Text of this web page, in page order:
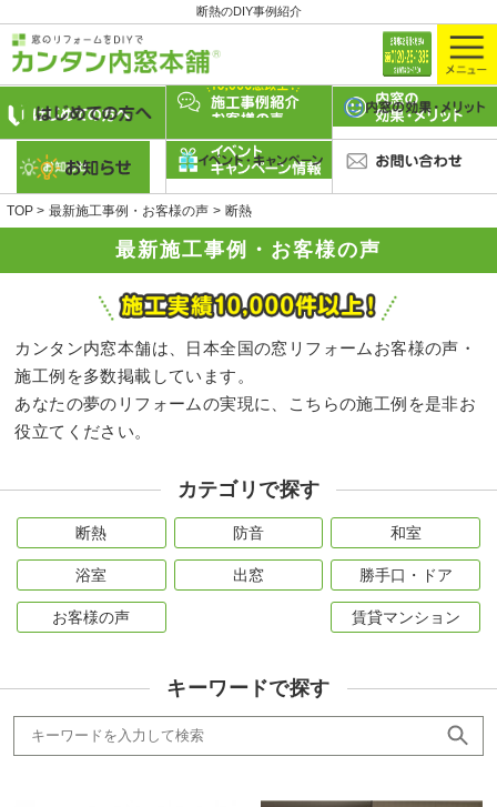
断熱のDIY事例紹介
最新施工事例・お客様の声
TOP 最新施工事例・お客様の声 断熱
カンタン内窓本舗は、日本全国の窓リフォームお客様の声・
施工例を多数掲載しています。
あなたの夢のリフォームの実現に、こちらの施工例を是非お
役立てください。
カテゴリで探す
断熱 防音 和室
浴室 出窓 勝手口・ドア
お客様の声 賃貸マンション
キーワードで探す